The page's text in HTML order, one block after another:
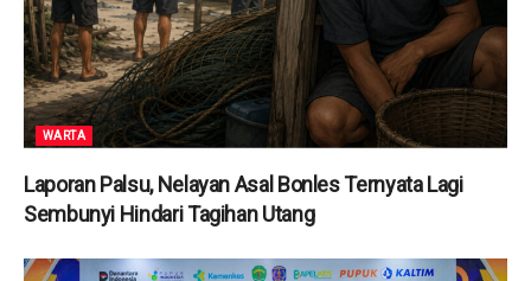
WARTA
Laporan Palsu, Nelayan Asal Bonles Ternyata Lagi
Sembunyi Hindari Tagihan Utang